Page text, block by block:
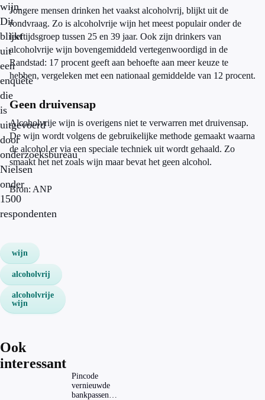
wijn.
Dit
blijkt
uit
een
enquête
die
is
uitgevoerd
door
onderzoeksbureau
Nielsen
onder
1500
respondenten
Jongere mensen drinken het vaakst alcoholvrij, blijkt uit de
rondvraag. Zo is alcoholvrije wijn het meest populair onder de
leeftijdsgroep tussen 25 en 39 jaar. Ook zijn drinkers van
alcoholvrije wijn bovengemiddeld vertegenwoordigd in de
Randstad: 17 procent geeft aan behoefte aan meer keuze te
hebben, vergeleken met een nationaal gemiddelde van 12 procent.
Geen druivensap
Alcoholvrije wijn is overigens niet te verwarren met druivensap.
De wijn wordt volgens de gebruikelijke methode gemaakt waarna
de alcohol er via een speciale techniek uit wordt gehaald. Zo
smaakt het net zoals wijn maar bevat het geen alcohol.
Bron: ANP
wijn
alcoholvrij
alcoholvrije
wijn
Ook
interessant
Pincode
vernieuwde
bankpassen